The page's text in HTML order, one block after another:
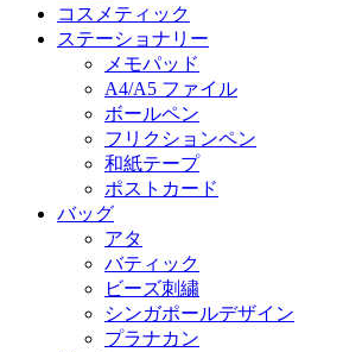
コスメティック
ステーショナリー
メモパッド
A4/A5 ファイル
ボールペン
フリクションペン
和紙テープ
ポストカード
バッグ
アタ
バティック
ビーズ刺繍
シンガポールデザイン
プラナカン